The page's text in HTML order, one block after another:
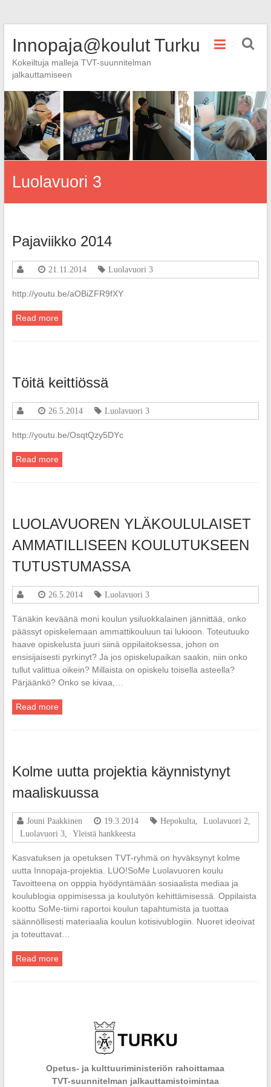
Innopaja@koulut Turku
Kokeiltuja malleja TVT-suunnitelman
jalkauttamiseen
Luolavuori 3
Pajaviikko 2014
21.11.2014 Luolavuori 3
http://youtu.be/aOBiZFR9fXY
Read more
Töitä keittiössä
26.5.2014 Luolavuori 3
http://youtu.be/OsqtQzy5DYc
Read more
LUOLAVUOREN YLÄKOULULAISET
AMMATILLISEEN KOULUTUKSEEN
TUTUSTUMASSA
26.5.2014 Luolavuori 3
Tänäkin keväänä moni koulun ysiluokkalainen jännittää, onko
päässyt opiskelemaan ammattikouluun tai lukioon. Toteutuuko
haave opiskelusta juuri siinä oppilaitoksessa, johon on
ensisijaisesti pyrkinyt? Ja jos opiskelupaikan saakin, niin onko
tullut valittua oikein? Millaista on opiskelu toisella asteella?
Pärjäänkö? Onko se kivaa,…
Read more
Kolme uutta projektia käynnistynyt
maaliskuussa
Jouni Paakkinen 19.3.2014 Hepokulta, Luolavuori 2
Luolavuori 3, Yleistä hankkeesta
Kasvatuksen ja opetuksen TVT-ryhmä on hyväksynyt kolme
uutta Innopaja-projektia. LUO!SoMe Luolavuoren koulu
Tavoitteena on opppia hyödyntämään sosiaalista mediaa ja
koulublogia oppimisessa ja koulutyön kehittämisessä. Oppilaista
koottu SoMe-tiimi raportoi koulun tapahtumista ja tuottaa
säännöllisesti materiaalia koulun kotisivublogiin. Nuoret ideoivat
ja toteuttavat…
Read more
Opetus- ja kulttuuriministeriön rahoittamaa
TVT-suunnitelman jalkauttamistoimintaa